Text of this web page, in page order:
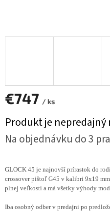
€747 / ks
cena:
Produkt je nepredajný
Na objednávku do 3
GLOCK 45 je najnovší prírastok do
crossover pištoľ G45 v kalibri 9x19
plnej veľkosti a má všetky výhody
Iba osobný odber v predajni po